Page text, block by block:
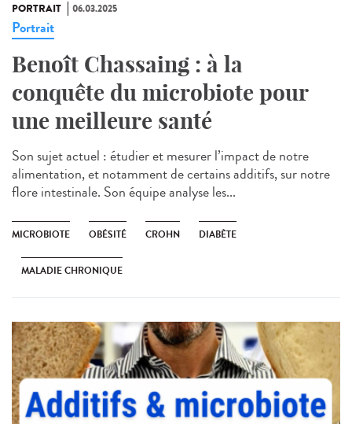
PORTRAIT 06.03.2025
Portrait
Benoît Chassaing : à la
conquête du microbiote pour
une meilleure santé
Son sujet actuel : étudier et mesurer l’impact de notre
alimentation, et notamment de certains additifs, sur notre
flore intestinale. Son équipe analyse les...
MICROBIOTE OBÉSITÉ CROHN DIABÈTE
MALADIE CHRONIQUE